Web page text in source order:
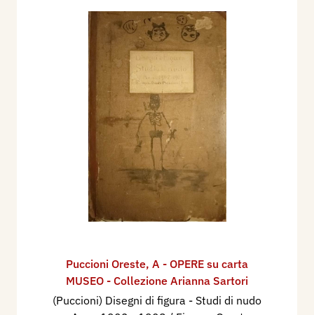
Puccioni Oreste, A - OPERE su carta
MUSEO - Collezione Arianna Sartori
(Puccioni) Disegni di figura - Studi di nudo